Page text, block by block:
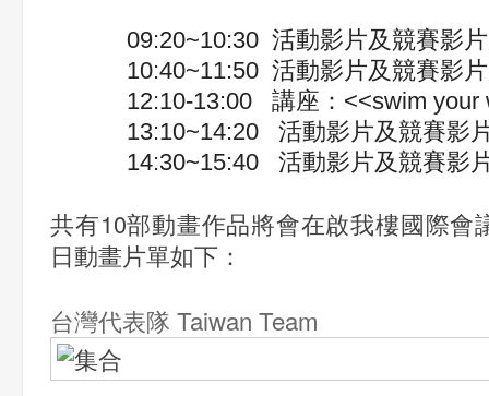
09:20~10:30 活動影片及競賽影
10:40~11:50 活動影片及競賽影
12:10-13:00 講座： <<swim
13:10~14:20 活動影片及競賽影
14:30~15:40 活動影片及競賽影
共有10部動畫作品將會在啟我樓國際會
日動畫片單如下：
台灣代表隊 Taiwan Team